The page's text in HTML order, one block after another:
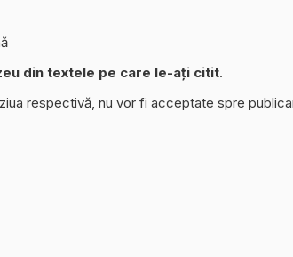
din textele pe care le-ați citit.
respectivă, nu vor fi acceptate spre